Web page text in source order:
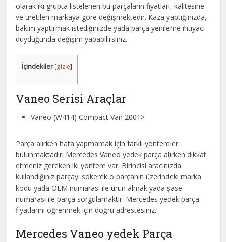
olarak iki grupta listelenen bu parçaların fiyatları, kalitesine
ve üretilen markaya göre değişmektedir. Kaza yaptığınızda,
bakım yaptırmak istediğinizde yada parça yenileme ihtiyacı
duyduğunda değişim yapabilirsiniz.
İçindekiler [gizle]
Vaneo Serisi Araçlar
Vaneo (W414) Compact Van 2001>
Parça alırken hata yapmamak için farklı yöntemler
bulunmaktadır. Mercedes Vaneo yedek parça alırken dikkat
etmeniz gereken iki yöntem var. Birincisi aracınızda
kullandığınız parçayı sökerek o parçanın üzerindeki marka
kodu yada OEM numarası ile ürün almak yada şase
numarası ile parça sorgulamaktır. Mercedes yedek parça
fiyatlarını öğrenmek için doğru adrestesiniz.
Mercedes Vaneo yedek Parça